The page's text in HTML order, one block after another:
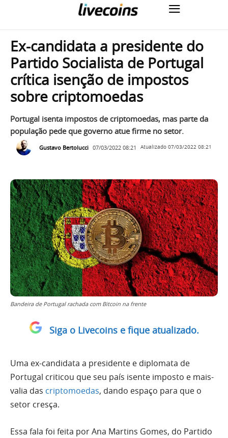
Ex-candidata a presidente do
Partido Socialista de Portugal
crítica isenção de impostos
sobre criptomoedas
Portugal isenta impostos de criptomoedas, mas parte da
população pede que governo atue firme no setor.
Gustavo Bertolucci 07/03/2022 08:21 Atualizado 07/03/2022 08:21
Bandeira de Portugal rachada com Bitcoin na frente
Siga o Livecoins e fique atualizado.
Uma ex-candidata a presidente e diplomata de
Portugal criticou que seu país isente imposto e mais-
valia das criptomoedas, dando espaço para que o
setor cresça.
Essa fala foi feita por Ana Martins Gomes, do Partido